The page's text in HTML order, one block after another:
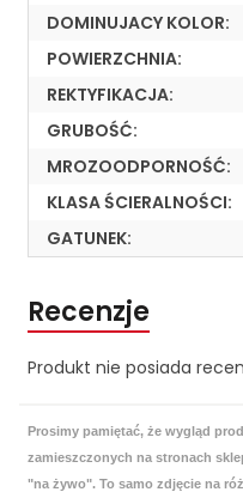
DOMINUJACY KOLOR:
POWIERZCHNIA:
REKTYFIKACJA:
GRUBOŚĆ:
MROZOODPORNOŚĆ:
KLASA ŚCIERALNOŚCI:
GATUNEK:
Recenzje
Produkt nie posiada
Prosimy pamiętać, że wygląd
zamieszczonych na stronach
"na żywo". To samo zdjęcie na